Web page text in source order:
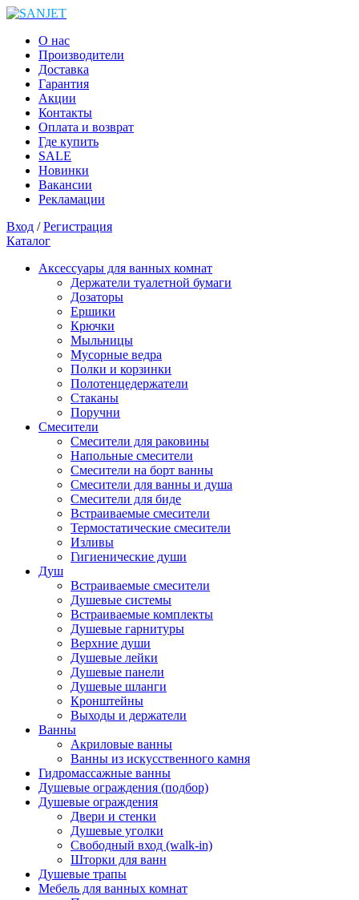
О нас
Производители
Доставка
Гарантия
Акции
Контакты
Оплата и возврат
Где купить
SALE
Новинки
Вакансии
Рекламации
Вход /Регистрация
Каталог
Аксессуары для ванных комнат
Держатели туалетной бумаги
Дозаторы
Ершики
Крючки
Мыльницы
Мусорные ведра
Полки и корзинки
Полотенцедержатели
Стаканы
Поручни
Смесители
Смесители для раковины
Напольные смесители
Смесители на борт ванны
Смесители для ванны и душа
Смесители для биде
Встраиваемые смесители
Термостатические смесители
Изливы
Гигиенические души
Душ
Встраиваемые смесители
Душевые системы
Встраиваемые комплекты
Душевые гарнитуры
Верхние души
Душевые лейки
Душевые панели
Душевые шланги
Кронштейны
Выходы и держатели
Ванны
Акриловые ванны
Ванны из искусственного камня
Гидромассажные ванны
Душевые ограждения (подбор)
Душевые ограждения
Двери и стенки
Душевые уголки
Свободный вход (walk-in)
Шторки для ванн
Душевые трапы
Мебель для ванных комнат